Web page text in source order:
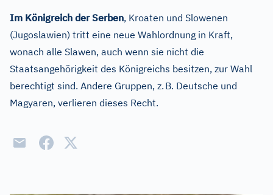
Im Königreich der Serben, Kroaten und Slowenen
(Jugoslawien) tritt eine neue Wahlordnung in Kraft,
wonach alle Slawen, auch wenn sie nicht die
Staatsangehörigkeit des Königreichs besitzen, zur Wahl
berechtigt sind. Andere Gruppen, z. B. Deutsche und
Magyaren, verlieren dieses Recht.